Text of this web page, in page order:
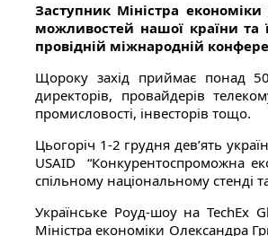
Заступник Міністра
можливостей нашої країни та
провідній міжнародній
Щороку захід приймає понад
директорів, провайдерів
промисловості, інвесторів тощо.
Цьогоріч 1-2 грудня девʼять
USAID “Конкурентоспроможна
спільному національному стенді
Українське Роуд-шоу на TechEx
Міністра економіки Олександра